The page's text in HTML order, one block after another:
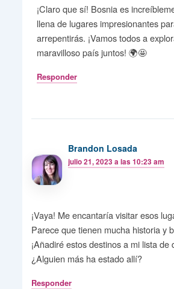
¡Claro que sí! Bosnia es
llena de lugares impresionantes
arrepentirás. ¡Vamos todos a
maravilloso país juntos! 🌍🤩
Responder
Brandon Losada
julio 21, 2023 a las 10:23 am
¡Vaya! Me encantaría visitar esos
Parece que tienen mucha historia y
¡Añadiré estos destinos a mi lista de
¿Alguien más ha estado allí?
Responder